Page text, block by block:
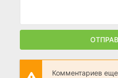
Комментариев